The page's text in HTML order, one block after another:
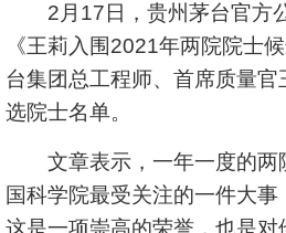
2月17日，贵州茅台官方
《王莉入围2021年两院院士
台集团总工程师、首席质量
选院士名单。
文章表示，一年一度的两
国科学院最受关注的一件大事
这是一项崇高的荣誉，也是